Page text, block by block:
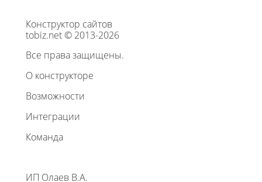
Конструктор сайтов
tobiz.net © 2013-2026
Все права защищены.
О конструкторе
Возможности
Интеграции
Команда
ИП Олаев В.А.